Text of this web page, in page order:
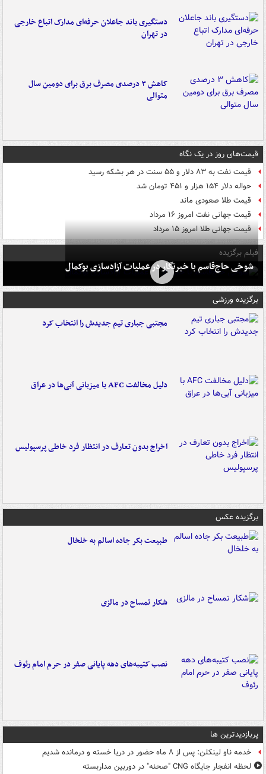
دستگیری باند جاعلان حرفه‌ای مدارک اتباع خارجی
در تهران
کاهش ۳ درصدی مصرف برق برای دومین سال
متوالی
قیمت‌های روز در یک نگاه
قیمت نفت به ۸۳ دلار و ۵۵ سنت در هر بشکه رسید
حواله دلار ۱۵۴ هزار و ۴۵۱ تومان شد
قیمت طلا صعودی ماند
قیمت جهانی نفت امروز ۱۶ مرداد
قیمت جهانی طلا امروز ۱۵ مرداد
فیلم برگزیده
شوخی حاج‌قاسم با خبرنگار در عملیات آزادسازی بوکمال
برگزیده ورزشی
مجتبی جباری تیم جدیدش را انتخاب کرد
دلیل مخالفت AFC با میزبانی آبی‌ها در عراق
اخراج بدون تعارف در انتظار فرد خاطی پرسپولیس
برگزیده عکس
طبیعت بکر جاده اسالم به خلخال
شکار تمساح در مالزی
نصب کتیبه‌های دهه پایانی صفر در حرم امام رئوف
پربازدیدترین ها
خدمه ناو لینکلن: پس از ۸ ماه حضور در دریا خسته و درمانده‌ شدیم
لحظه انفجار جایگاه CNG "صحنه" در دوربین مداربسته